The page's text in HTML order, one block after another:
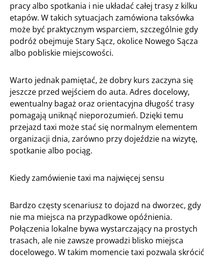
pracy albo spotkania i nie układać całej trasy z kilku
etapów. W takich sytuacjach zamówiona taksówka
może być praktycznym wsparciem, szczególnie gdy
podróż obejmuje Stary Sącz, okolice Nowego Sącza
albo pobliskie miejscowości.
Warto jednak pamiętać, że dobry kurs zaczyna się
jeszcze przed wejściem do auta. Adres docelowy,
ewentualny bagaż oraz orientacyjna długość trasy
pomagają uniknąć nieporozumień. Dzięki temu
przejazd taxi może stać się normalnym elementem
organizacji dnia, zarówno przy dojeździe na wizytę,
spotkanie albo pociąg.
Kiedy zamówienie taxi ma najwięcej sensu
Bardzo częsty scenariusz to dojazd na dworzec, gdy
nie ma miejsca na przypadkowe opóźnienia.
Połączenia lokalne bywa wystarczający na prostych
trasach, ale nie zawsze prowadzi blisko miejsca
docelowego. W takim momencie taxi pozwala skrócić